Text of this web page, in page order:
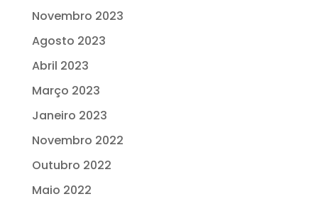
Novembro 2023
Agosto 2023
Abril 2023
Março 2023
Janeiro 2023
Novembro 2022
Outubro 2022
Maio 2022